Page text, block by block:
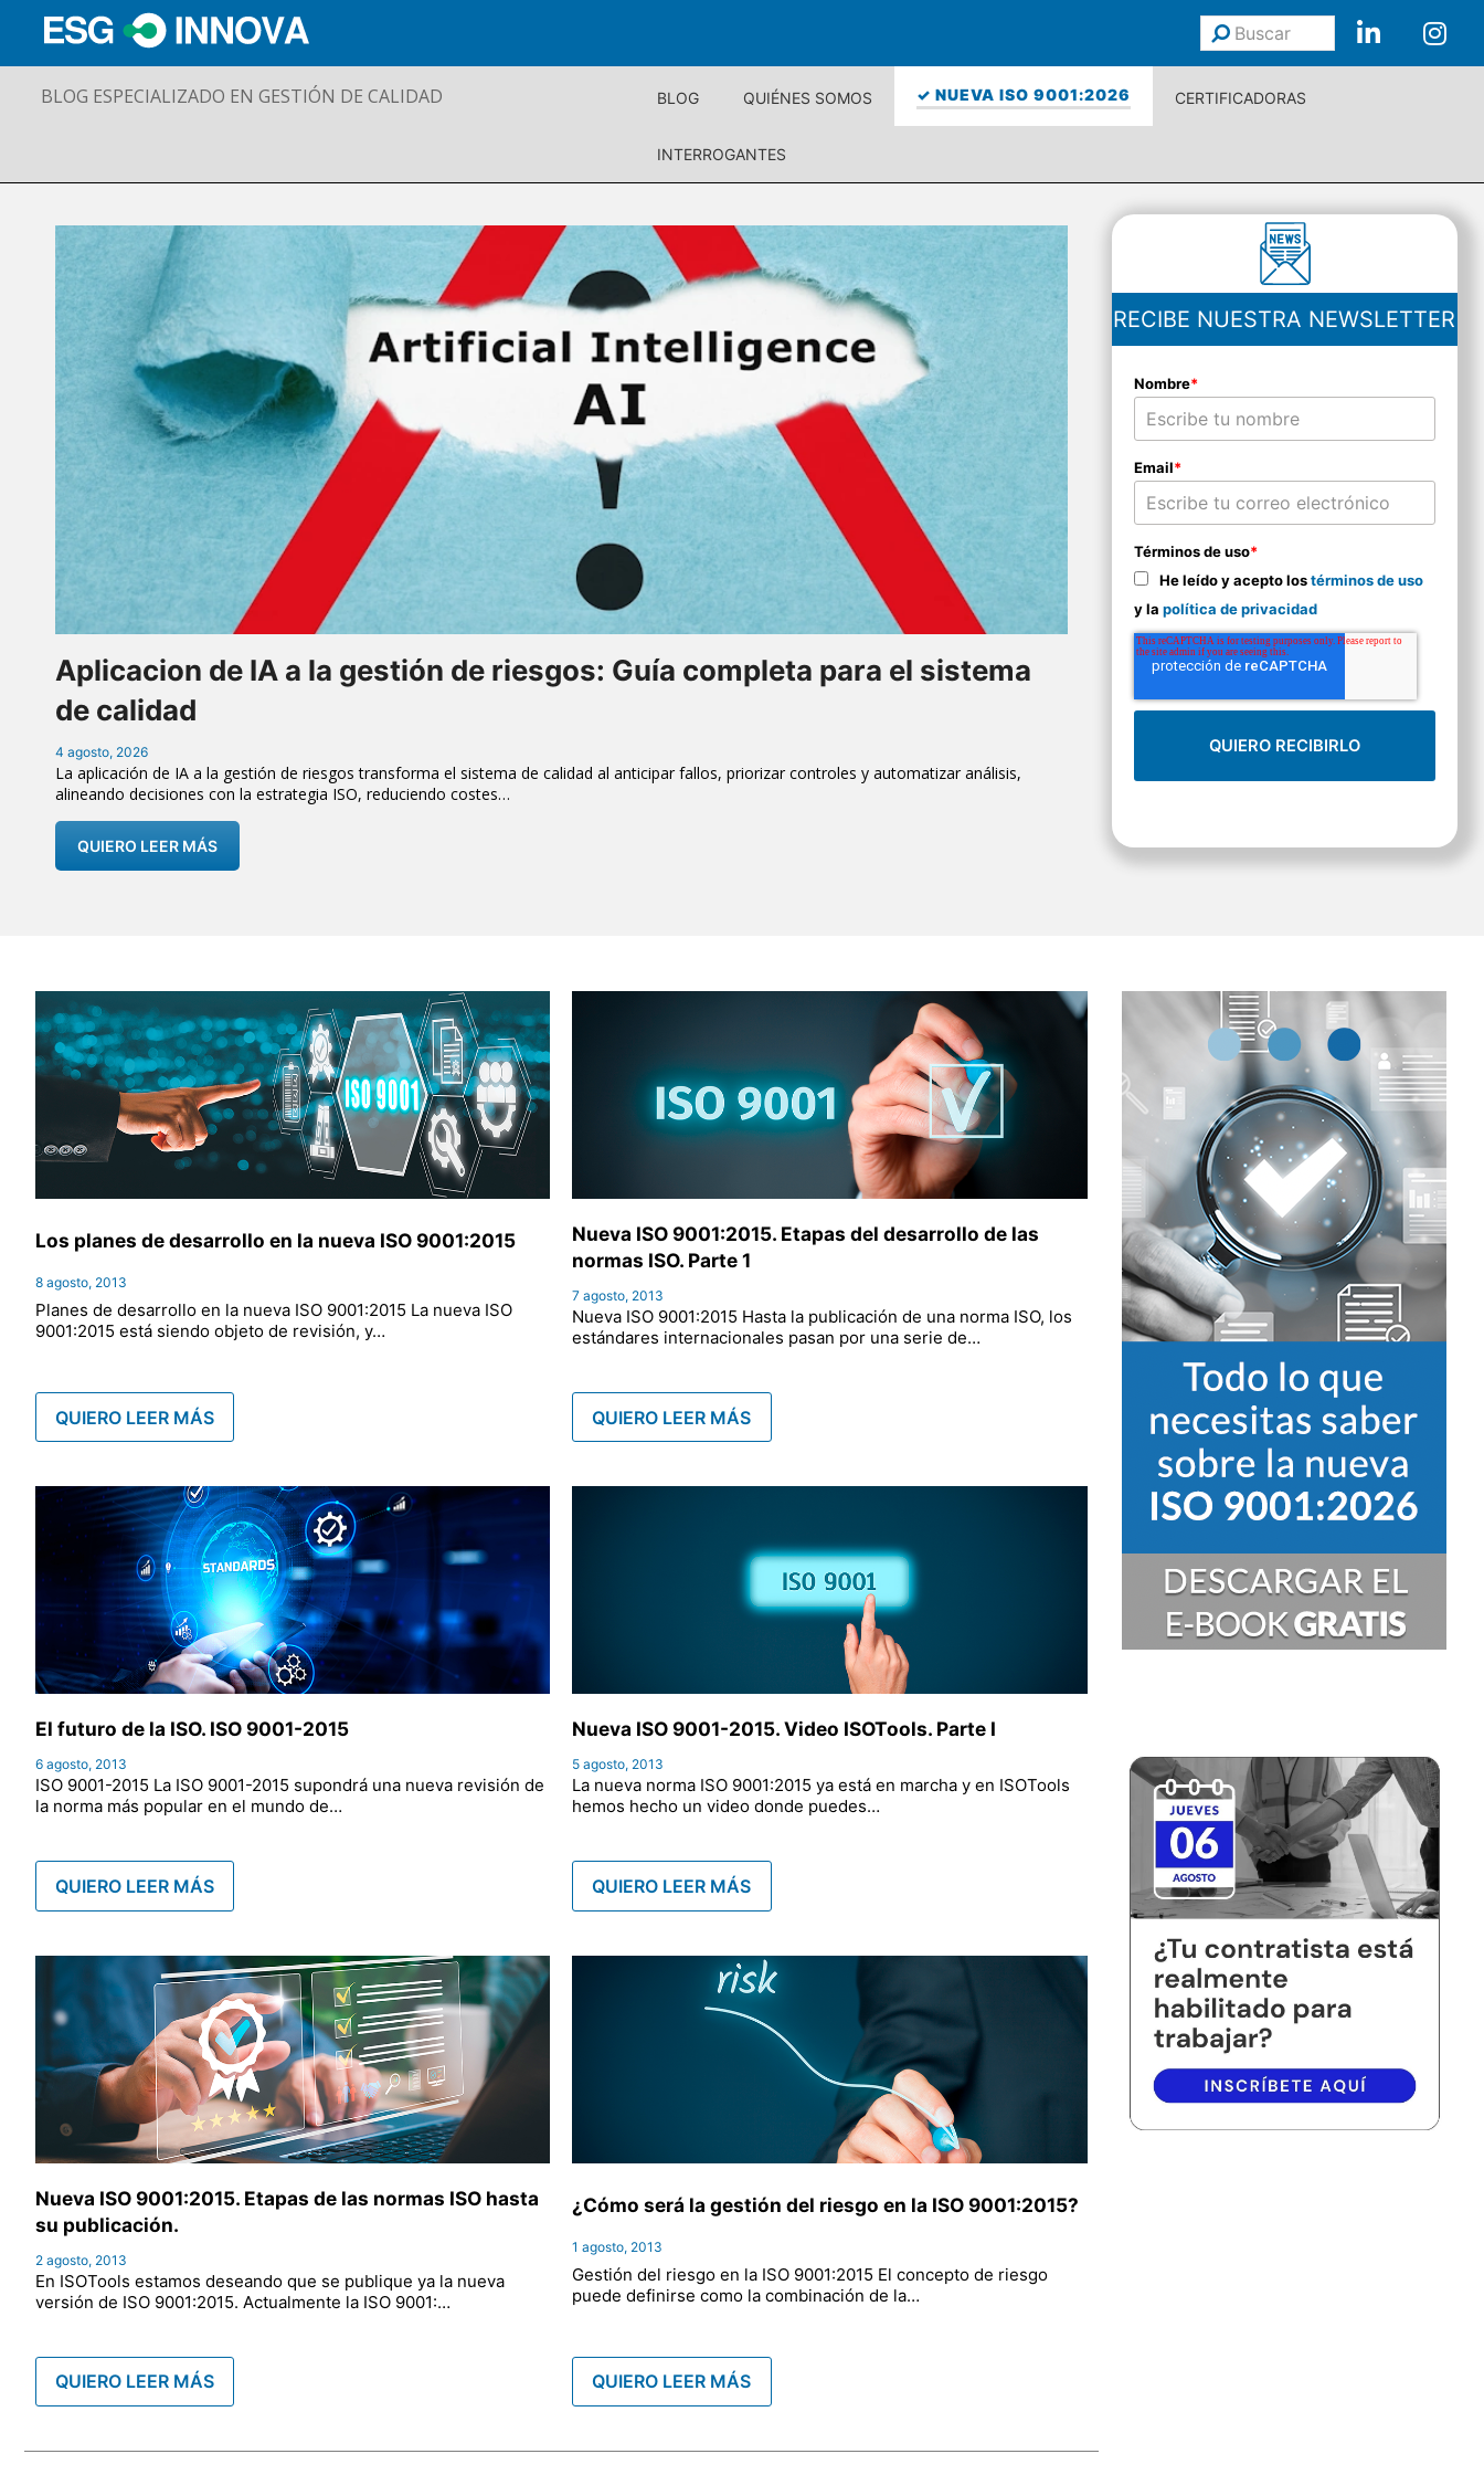
Buscar
BLOG ESPECIALIZADO EN GESTIÓN DE CALIDAD BLOG QUIÉNES SOMOS ✓ NUEVA ISO 9001:2026 CERTIFICADORAS
INTERROGANTES
Aplicacion de IA a la gestión de riesgos: Guía completa para el sistema
de calidad
4 agosto, 2026
La aplicación de IA a la gestión de riesgos transforma el sistema de calidad al anticipar fallos, priorizar controles y automatizar análisis,
alineando decisiones con la estrategia ISO, reduciendo costes…
QUIERO LEER MÁS
RECIBE NUESTRA NEWSLETTER
Nombre*
Email*
Términos de uso*
He leído y acepto lostérminos de uso
y la política de privacidad
Los planes de desarrollo en la nueva ISO 9001:2015
8 agosto, 2013
Planes de desarrollo en la nueva ISO 9001:2015 La nueva ISO
9001:2015 está siendo objeto de revisión, y…
QUIERO LEER MÁS
Nueva ISO 9001:2015. Etapas del desarrollo de las
normas ISO. Parte 1
7 agosto, 2013
Nueva ISO 9001:2015 Hasta la publicación de una norma ISO, los
estándares internacionales pasan por una serie de…
QUIERO LEER MÁS
El futuro de la ISO. ISO 9001-2015
6 agosto, 2013
ISO 9001-2015 La ISO 9001-2015 supondrá una nueva revisión de
la norma más popular en el mundo de…
QUIERO LEER MÁS
Nueva ISO 9001-2015. Video ISOTools. Parte I
5 agosto, 2013
La nueva norma ISO 9001:2015 ya está en marcha y en ISOTools
hemos hecho un video donde puedes…
QUIERO LEER MÁS
Nueva ISO 9001:2015. Etapas de las normas ISO hasta
su publicación.
2 agosto, 2013
En ISOTools estamos deseando que se publique ya la nueva
versión de ISO 9001:2015. Actualmente la ISO 9001:…
QUIERO LEER MÁS
¿Cómo será la gestión del riesgo en la ISO 9001:2015?
1 agosto, 2013
Gestión del riesgo en la ISO 9001:2015 El concepto de riesgo
puede definirse como la combinación de la…
QUIERO LEER MÁS